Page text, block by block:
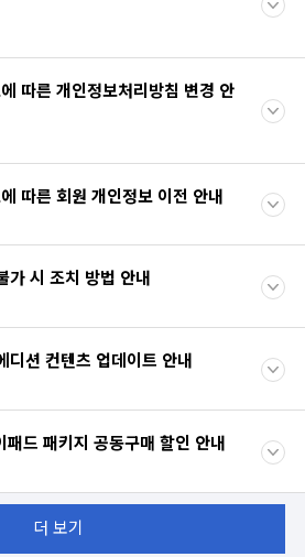
따른 개인정보처리방침 변경 안
따른 회원 개인정보 이전 안내
가 시 조치 방법 안내
디션 컨텐츠 업데이트 안내
드 패키지 공동구매 할인 안내
더 보기